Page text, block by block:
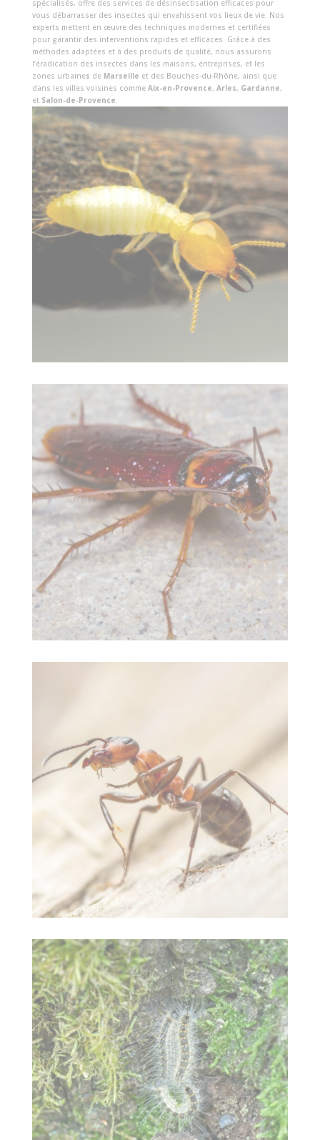
spécialisés, offre des services de désinsectisation efficaces pour
vous débarrasser des insectes qui envahissent vos lieux de vie. Nos
experts mettent en œuvre des techniques modernes et certifiées
pour garantir des interventions rapides et efficaces. Grâce à des
méthodes adaptées et à des produits de qualité, nous assurons
l’éradication des insectes dans les maisons, entreprises, et les
zones urbaines de Marseille et des Bouches-du-Rhône, ainsi que
dans les villes voisines comme Aix-en-Provence, Arles, Gardanne,
et Salon-de-Provence.